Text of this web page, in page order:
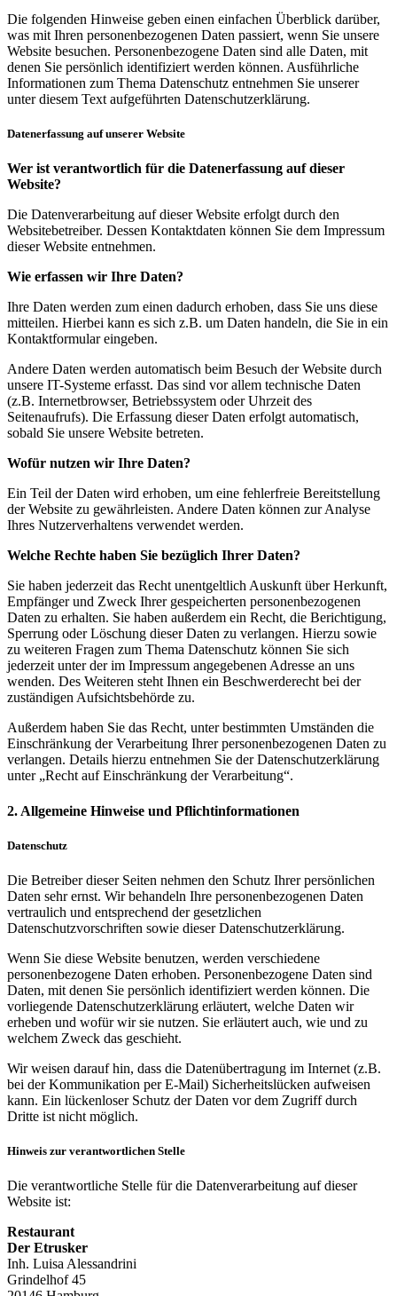
Die folgenden Hinweise geben einen einfachen Überblick darüber,
was mit Ihren personenbezogenen Daten passiert, wenn Sie unsere
Website besuchen. Personenbezogene Daten sind alle Daten, mit
denen Sie persönlich identifiziert werden können. Ausführliche
Informationen zum Thema Datenschutz entnehmen Sie unserer
unter diesem Text aufgeführten Datenschutzerklärung.
Datenerfassung auf unserer Website
Wer ist verantwortlich für die Datenerfassung auf dieser
Website?
Die Datenverarbeitung auf dieser Website erfolgt durch den
Websitebetreiber. Dessen Kontaktdaten können Sie dem Impressum
dieser Website entnehmen.
Wie erfassen wir Ihre Daten?
Ihre Daten werden zum einen dadurch erhoben, dass Sie uns diese
mitteilen. Hierbei kann es sich z.B. um Daten handeln, die Sie in ein
Kontaktformular eingeben.
Andere Daten werden automatisch beim Besuch der Website durch
unsere IT-Systeme erfasst. Das sind vor allem technische Daten
(z.B. Internetbrowser, Betriebssystem oder Uhrzeit des
Seitenaufrufs). Die Erfassung dieser Daten erfolgt automatisch,
sobald Sie unsere Website betreten.
Wofür nutzen wir Ihre Daten?
Ein Teil der Daten wird erhoben, um eine fehlerfreie Bereitstellung
der Website zu gewährleisten. Andere Daten können zur Analyse
Ihres Nutzerverhaltens verwendet werden.
Welche Rechte haben Sie bezüglich Ihrer Daten?
Sie haben jederzeit das Recht unentgeltlich Auskunft über Herkunft,
Empfänger und Zweck Ihrer gespeicherten personenbezogenen
Daten zu erhalten. Sie haben außerdem ein Recht, die Berichtigung,
Sperrung oder Löschung dieser Daten zu verlangen. Hierzu sowie
zu weiteren Fragen zum Thema Datenschutz können Sie sich
jederzeit unter der im Impressum angegebenen Adresse an uns
wenden. Des Weiteren steht Ihnen ein Beschwerderecht bei der
zuständigen Aufsichtsbehörde zu.
Außerdem haben Sie das Recht, unter bestimmten Umständen die
Einschränkung der Verarbeitung Ihrer personenbezogenen Daten zu
verlangen. Details hierzu entnehmen Sie der Datenschutzerklärung
unter „Recht auf Einschränkung der Verarbeitung“.
2. Allgemeine Hinweise und Pflichtinformationen
Datenschutz
Die Betreiber dieser Seiten nehmen den Schutz Ihrer persönlichen
Daten sehr ernst. Wir behandeln Ihre personenbezogenen Daten
vertraulich und entsprechend der gesetzlichen
Datenschutzvorschriften sowie dieser Datenschutzerklärung.
Wenn Sie diese Website benutzen, werden verschiedene
personenbezogene Daten erhoben. Personenbezogene Daten sind
Daten, mit denen Sie persönlich identifiziert werden können. Die
vorliegende Datenschutzerklärung erläutert, welche Daten wir
erheben und wofür wir sie nutzen. Sie erläutert auch, wie und zu
welchem Zweck das geschieht.
Wir weisen darauf hin, dass die Datenübertragung im Internet (z.B.
bei der Kommunikation per E-Mail) Sicherheitslücken aufweisen
kann. Ein lückenloser Schutz der Daten vor dem Zugriff durch
Dritte ist nicht möglich.
Hinweis zur verantwortlichen Stelle
Die verantwortliche Stelle für die Datenverarbeitung auf dieser
Website ist:
Restaurant
Der Etrusker
Inh. Luisa Alessandrini
Grindelhof 45